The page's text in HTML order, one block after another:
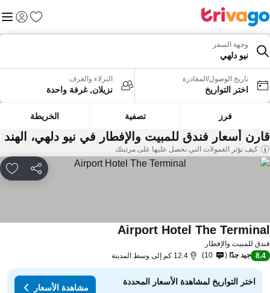
المفضلة
تسجيل
وجهة السفر
نيو دلهي
تاريخ الوصول/المغادرة
اختر التواريخ
النزلاء والغرف
نزيلان, غرفة واحدة
فرز تصفية الخريطة
أسعار فندق للمبيت والإفطار في نيو دلهي، الهند
كيف تؤثر العمولات التي نحصل عليها على مرتبتك
مشاركة
للمبيت والإفطار
Airport Hotel The مشاهدة الأسعار
8.4 جيد جدًا 10 12.4 كم إلى وسط المدينة
اختر التواريخ لمشاهدة الأسعار المحددة
مشاهدة الأسعار